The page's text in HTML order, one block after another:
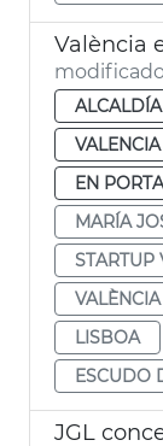
ALCALDÍA
VALENCIA
EN
MARÍA
STARTUP
LISBOA
ESCUDO